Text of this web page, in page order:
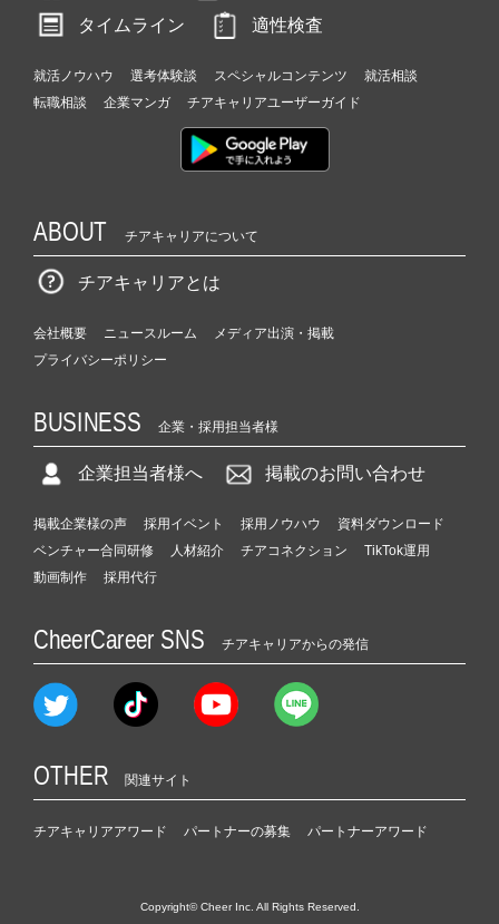
タイムライン
適性検査
就活ノウハウ 選考体験談 スペシャルコンテンツ
就活相談
転職相談
企業マンガ チアキャリアユーザーガイド
ABOUT チアキャリアについて
チアキャリアとは
会社概要 ニュースルーム
メディア出演・掲載
プライバシーポリシー
BUSINESS 企業・採用担当者様
企業担当者様へ 掲載のお問い合わせ
掲載企業様の声 採用イベント 採用ノウハウ
資料ダウンロード
ベンチャー合同研修
人材紹介 チアコネクション
TikTok運用
動画制作
採用代行
CheerCareer SNS チアキャリアからの発信
OTHER 関連サイト
チアキャリアアワード パートナーの募集 パートナーアワード
Copyright© Cheer Inc. All Rights Reserved.